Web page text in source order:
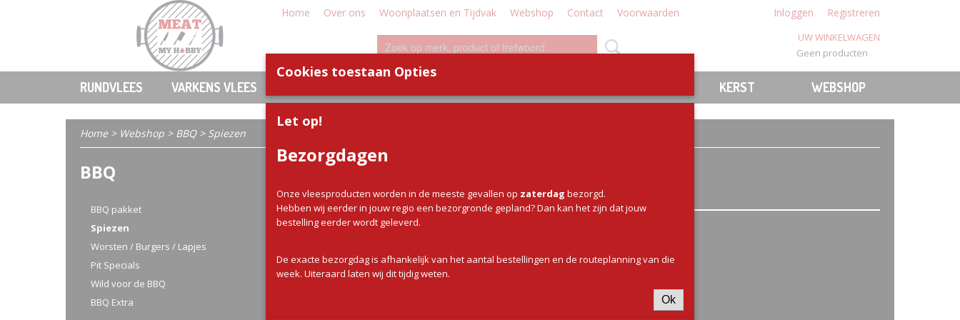
Home Over ons Woonplaatsen en Tijdvak Webshop Contact Voorwaarden Inloggen Registreren
UW WINKELWAGEN
Geen producten
WEBSHOP
RUNDVLEES VARKENS VLEES KERST
Home> Webshop > BBQ> Spiezen
BBQ
BBQ pakket
Spiezen
Worsten / Burgers / Lapjes
Pit Specials
Wild voor de BBQ
BBQ Extra
Cookies toestaan Opties
Let op!
Bezorgdagen
Onze vleesproducten worden in de meeste gevallen op zaterdag bezorgd.
Hebben wij eerder in jouw regio een bezorgronde gepland? Dan kan het zijn dat jouw
bestelling eerder wordt geleverd.
De exacte bezorgdag is afhankelijk van het aantal bestellingen en de routeplanning van die
week. Uiteraard laten wij dit tijdig weten.
Ok